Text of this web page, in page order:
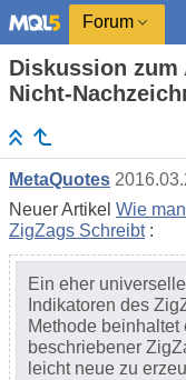
Forum
Diskussion
Nicht-
MetaQuotes
Neuer Artikel Wie
ZigZags Schreibt:
Ein eher
Indikatoren des
Methode
beschriebener
leicht neue zu